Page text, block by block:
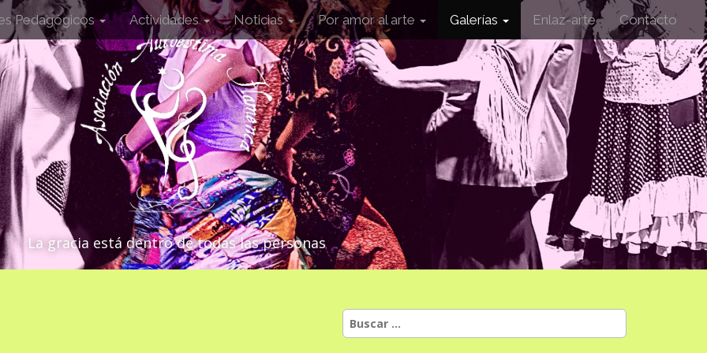
Pedagógicos Actividades Noticias Por amor al arte Galerías Enlaz-arte Contacto
La gracia está dentro de todas las personas
Buscar: